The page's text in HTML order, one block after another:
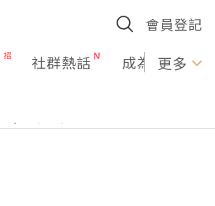
會員登記
社群熱話 成為U更多